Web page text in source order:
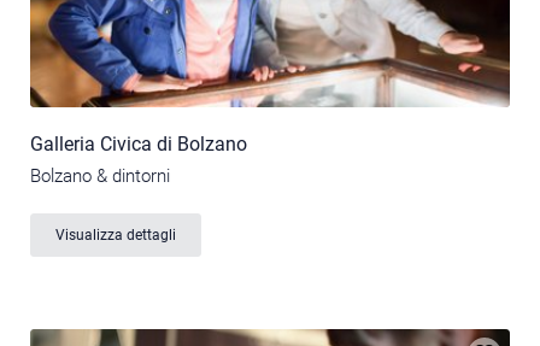
Galleria Civica di Bolzano
Bolzano & dintorni
Visualizza dettagli